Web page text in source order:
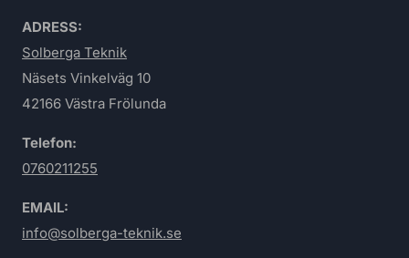
ADRESS:
Solberga Teknik
Näsets Vinkelväg 10
42166 Västra Frölunda
Telefon:
0760211255
EMAIL:
info@solberga-teknik.se